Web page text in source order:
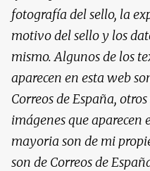
fotografía del sello, la
motivo del sello y los
mismo. Algunos de los
aparecen en esta web
Correos de España,
imágenes que aparecen
mayoria son de mi
son de Correos de